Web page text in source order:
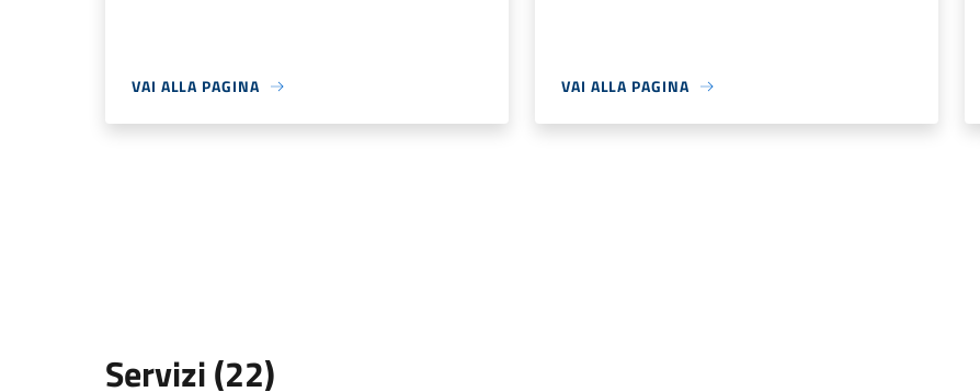
VAI ALLA PAGINA VAI ALLA PAGINA
Servizi (22)